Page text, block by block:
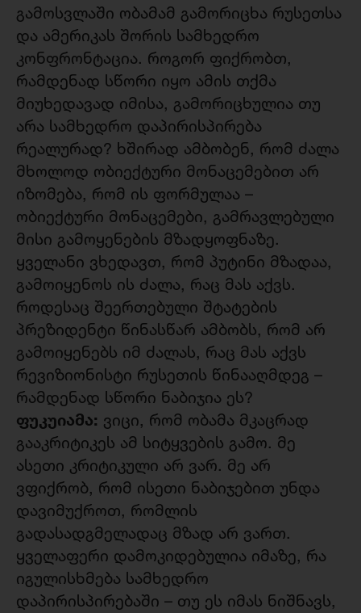
გამოსვლაში ობამამ გამორიცხა რუსეთსა
და ამერიკას შორის სამხედრო
კონფრონტაცია. როგორ ფიქრობთ,
რამდენად სწორი იყო ამის თქმა
მიუხედავად იმისა, გამორიცხულია თუ
არა სამხედრო დაპირისპირება
რეალურად? ხშირად ამბობენ, რომ ძალა
მხოლოდ ობიექტური მონაცემებით არ
იზომება, რომ ის ფორმულაა –
ობიექტური მონაცემები, გამრავლებული
მისი გამოყენების მზადყოფნაზე.
ყველანი ვხედავთ, რომ პუტინი მზადაა,
გამოიყენოს ის ძალა, რაც მას აქვს.
როდესაც შეერთებული შტატების
პრეზიდენტი წინასწარ ამბობს, რომ არ
გამოიყენებს იმ ძალას, რაც მას აქვს
რევიზიონისტი რუსეთის წინააღმდეგ –
რამდენად სწორი ნაბიჯია ეს?
ფუკუიამა: ვიცი, რომ ობამა მკაცრად
გააკრიტიკეს ამ სიტყვების გამო. მე
ასეთი კრიტიკული არ ვარ. მე არ
ვფიქრობ, რომ ისეთი ნაბიჯებით უნდა
დავიმუქროთ, რომლის
გადასადგმელადაც მზად არ ვართ.
ყველაფერი დამოკიდებულია იმაზე, რა
იგულისხმება სამხედრო
დაპირისპირებაში – თუ ეს იმას ნიშნავს,